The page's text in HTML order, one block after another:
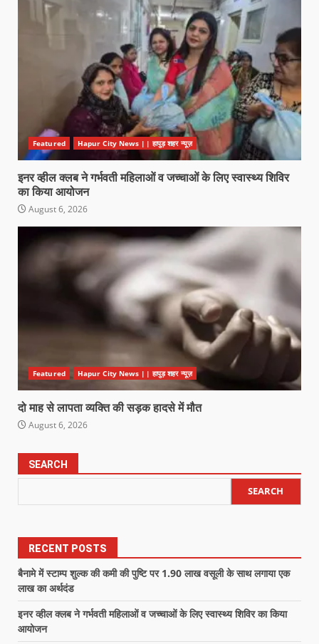
Featured Hapur City News || हापुड़ शहर न्यूज़
इनर व्हील क्लब ने गर्भवती महिलाओं व जच्चाओं के लिए स्वास्थ्य शिविर
का किया आयोजन
August 6, 2026
Featured Hapur City News || हापुड़ शहर न्यूज़
दो माह से लापता व्यक्ति की सड़क हादसे में मौत
August 6, 2026
SEARCH
SEARCH
RECENT POSTS
बैनामे में स्टाम्प शुल्क की कमी की पुष्टि पर 1.90 लाख वसूली के साथ लगाया एक
लाख का अर्थदंड
इनर व्हील क्लब ने गर्भवती महिलाओं व जच्चाओं के लिए स्वास्थ्य शिविर का किया
आयोजन